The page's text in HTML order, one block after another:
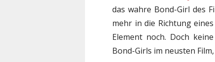
das wahre Bond-Girl des
mehr in die Richtung
Element noch. Doch
Bond-Girls im neusten Film,